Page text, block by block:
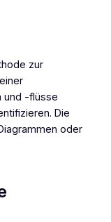
zur
und -flüsse
Die
oder